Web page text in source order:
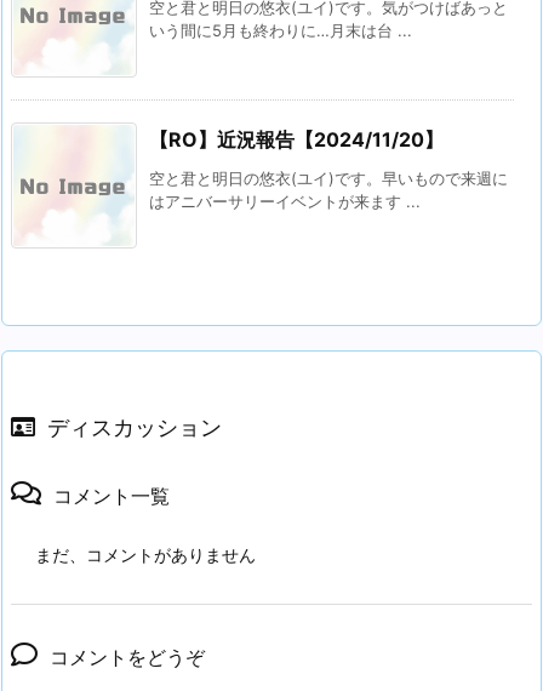
空と君と明日の悠衣(ユイ)です。気がつけばあっと
いう間に5月も終わりに…月末は台 ...
【RO】近況報告【2024/11/20】
空と君と明日の悠衣(ユイ)です。早いもので来週に
はアニバーサリーイベントが来ます ...
ディスカッション
コメント一覧
まだ、コメントがありません
コメントをどうぞ